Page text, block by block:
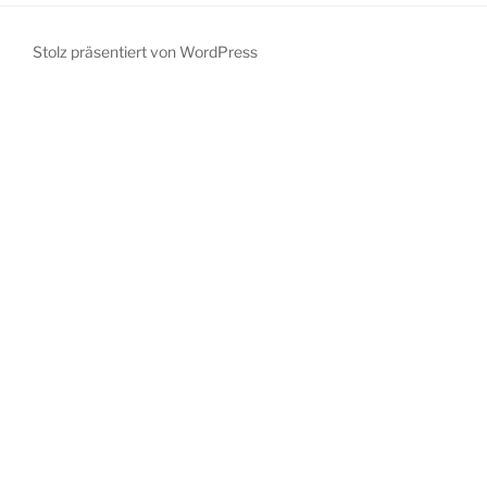
Stolz präsentiert von WordPress